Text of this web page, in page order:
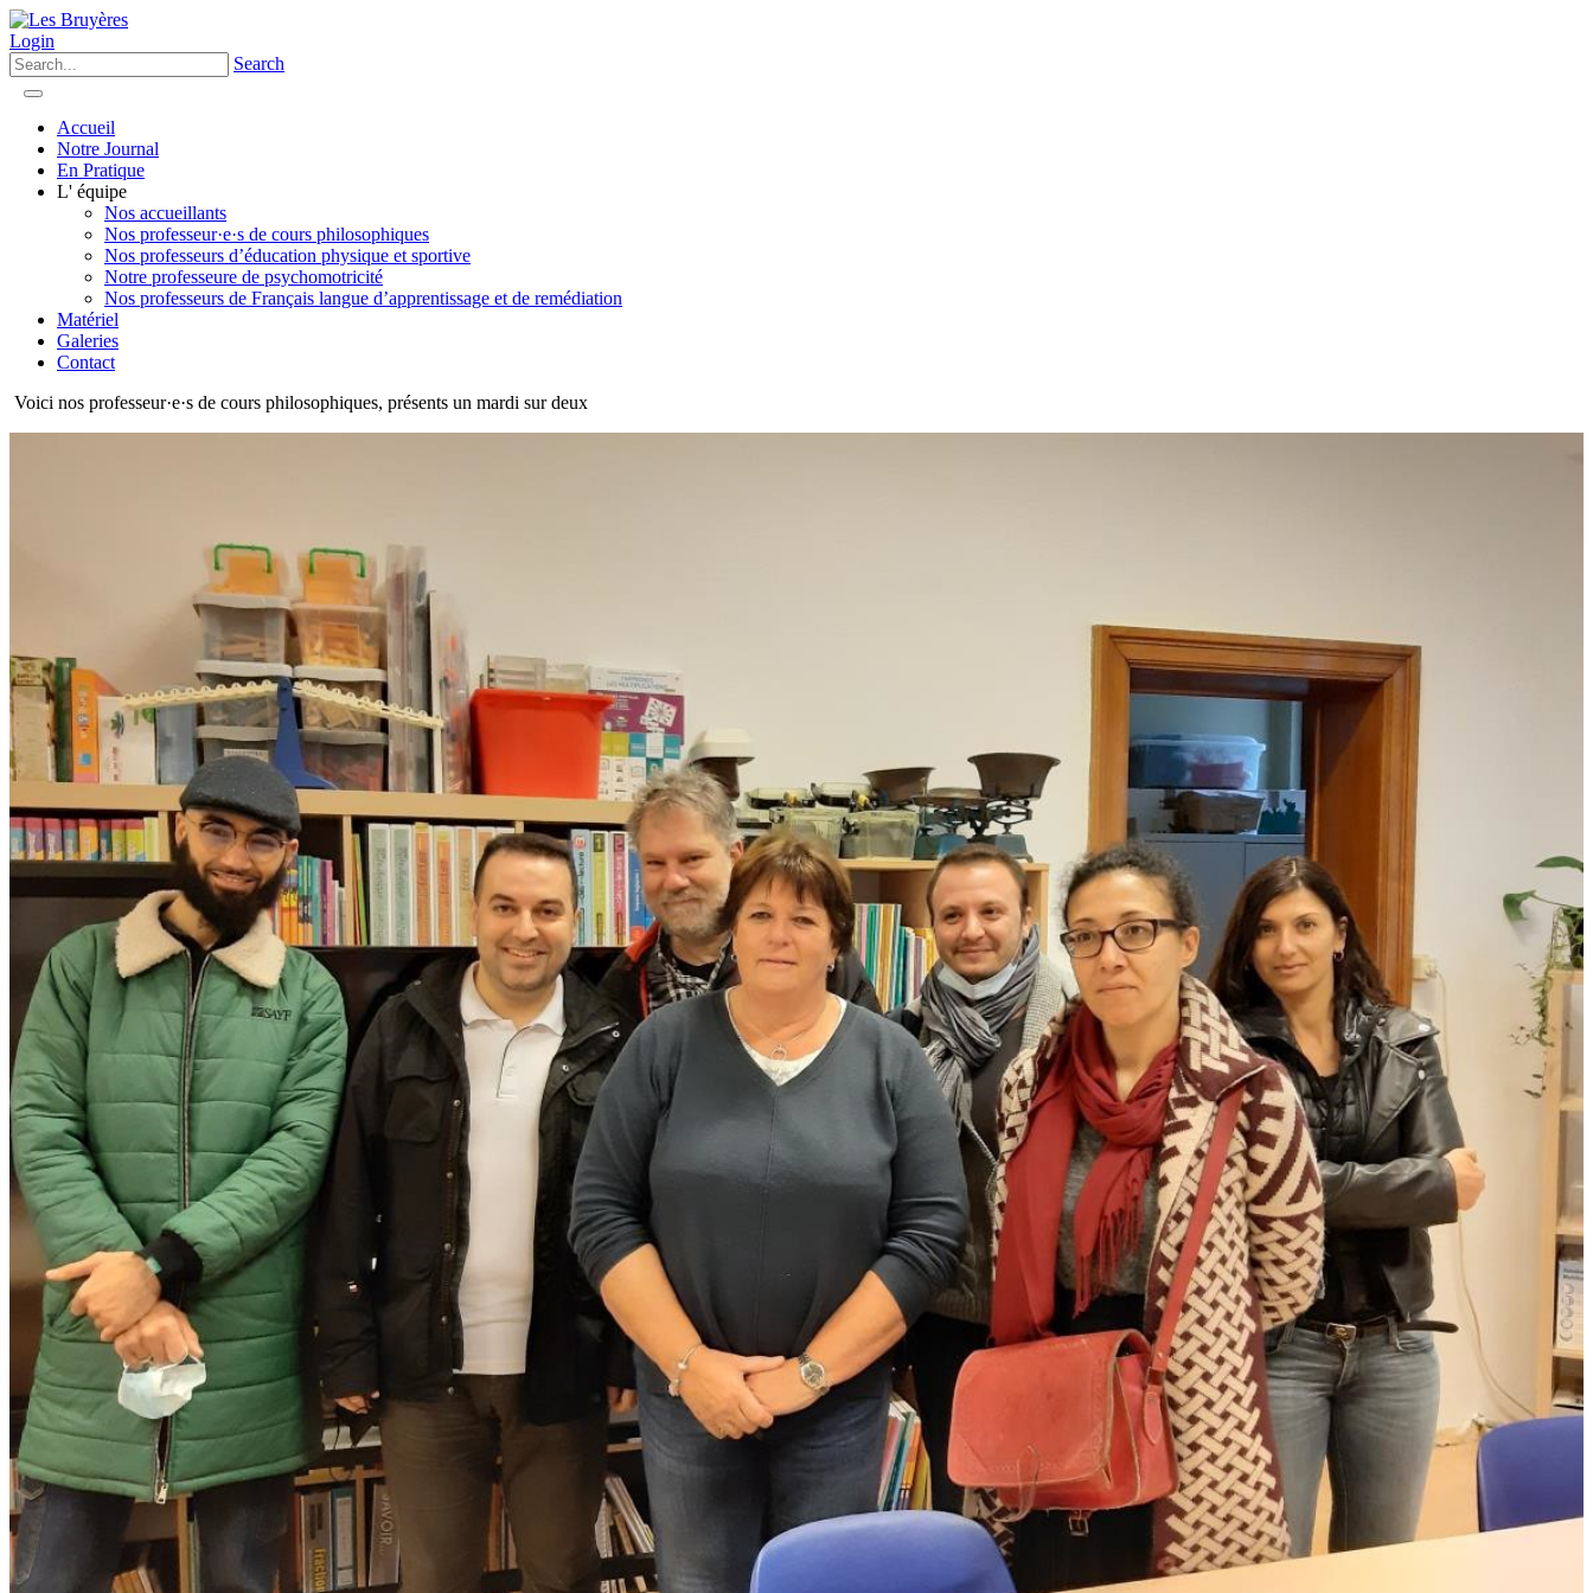
Login
Search
Accueil
Notre Journal
En Pratique
L' équipe
Nos accueillants
Nos professeur·e·s de cours philosophiques
Nos professeurs d’éducation physique et sportive
Notre professeure de psychomotricité
Nos professeurs de Français langue d’apprentissage et de remédiation
Matériel
Galeries
Contact
Voici nos professeur·e·s de cours philosophiques, présents un mardi sur deux